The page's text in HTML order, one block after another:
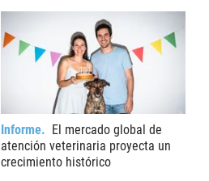
Informe
El mercado global de
atención veterinaria proyecta un
crecimiento histórico